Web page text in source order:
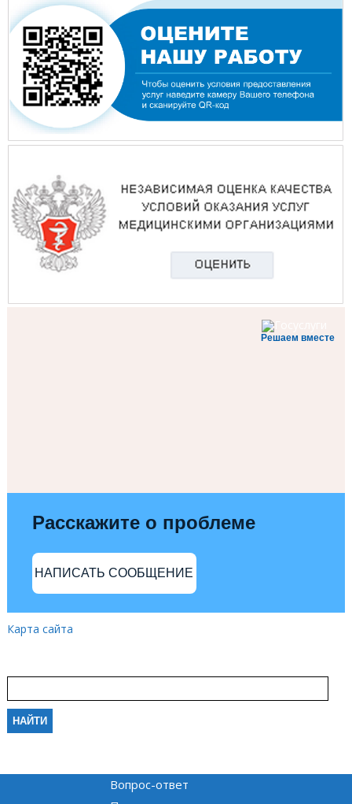
Решаем вместе
Расскажите о проблеме
НАПИСАТЬ СООБЩЕНИЕ
Карта сайта
Вопрос-ответ